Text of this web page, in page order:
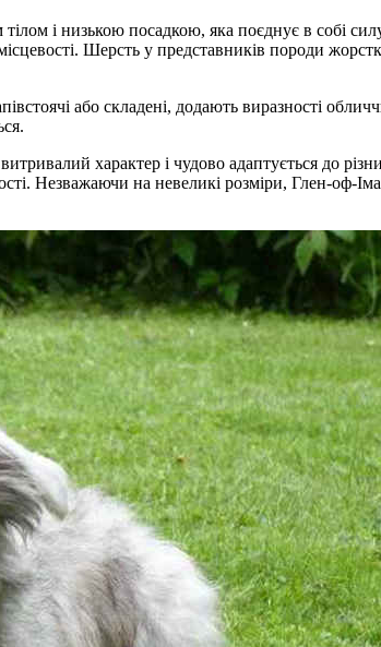
і низькою посадкою, яка поєднує в собі
Шерсть у представників породи
або складені, додають виразності
характер і чудово адаптується до
Незважаючи на невеликі розміри, Глен-оф-